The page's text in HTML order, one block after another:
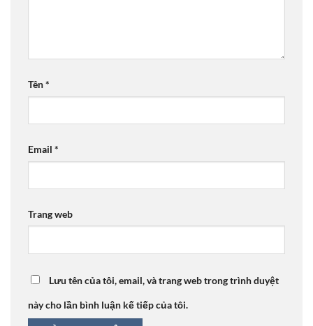
Tên*
Email *
Trang web
Lưu tên của tôi, email, và trang web trong trình duyệt
này cho lần bình luận kế tiếp của tôi.